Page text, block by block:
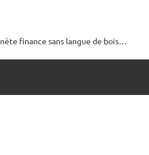
finance sans langue de bois…